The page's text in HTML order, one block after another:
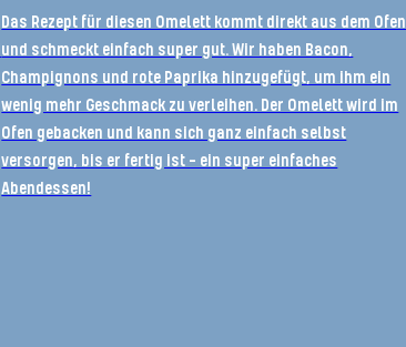
Das Rezept für diesen Omelett kommt direkt aus dem Ofen
und schmeckt einfach super gut. Wir haben Bacon,
Champignons und rote Paprika hinzugefügt, um ihm ein
wenig mehr Geschmack zu verleihen. Der Omelett wird im
Ofen gebacken und kann sich ganz einfach selbst
versorgen, bis er fertig ist - ein super einfaches
Abendessen!